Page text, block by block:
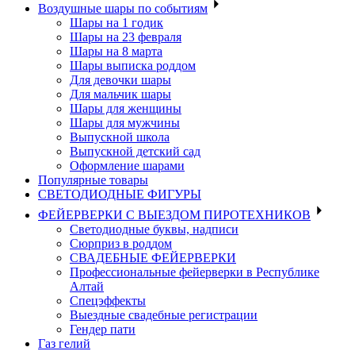
Воздушные шары по событиям
Шары на 1 годик
Шары на 23 февраля
Шары на 8 марта
Шары выписка роддом
Для девочки шары
Для мальчик шары
Шары для женщины
Шары для мужчины
Выпускной школа
Выпускной детский сад
Оформление шарами
Популярные товары
СВЕТОДИОДНЫЕ ФИГУРЫ
ФЕЙЕРВЕРКИ С ВЫЕЗДОМ ПИРОТЕХНИКОВ
Светодиодные буквы, надписи
Сюрприз в роддом
СВАДЕБНЫЕ ФЕЙЕРВЕРКИ
Профессиональные фейерверки в Республике
Алтай
Спецэффекты
Выездные свадебные регистрации
Гендер пати
Газ гелий